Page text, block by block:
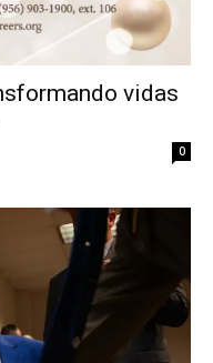
vidas
0